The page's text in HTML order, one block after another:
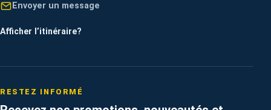
Envoyer un message
Afficher l’itinéraire?
RESTEZ INFORMÉ